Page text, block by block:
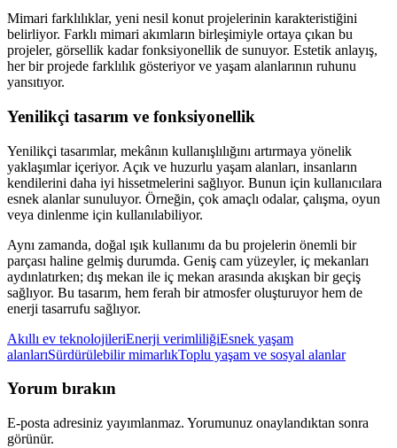
Mimari farklılıklar, yeni nesil konut projelerinin karakteristiğini
belirliyor. Farklı mimari akımların birleşimiyle ortaya çıkan bu
projeler, görsellik kadar fonksiyonellik de sunuyor. Estetik anlayış,
her bir projede farklılık gösteriyor ve yaşam alanlarının ruhunu
yansıtıyor.
Yenilikçi tasarım ve fonksiyonellik
Yenilikçi tasarımlar, mekânın kullanışlılığını artırmaya yönelik
yaklaşımlar içeriyor. Açık ve huzurlu yaşam alanları, insanların
kendilerini daha iyi hissetmelerini sağlıyor. Bunun için kullanıcılara
esnek alanlar sunuluyor. Örneğin, çok amaçlı odalar, çalışma, oyun
veya dinlenme için kullanılabiliyor.
Aynı zamanda, doğal ışık kullanımı da bu projelerin önemli bir
parçası haline gelmiş durumda. Geniş cam yüzeyler, iç mekanları
aydınlatırken; dış mekan ile iç mekan arasında akışkan bir geçiş
sağlıyor. Bu tasarım, hem ferah bir atmosfer oluşturuyor hem de
enerji tasarrufu sağlıyor.
Akıllı ev teknolojileriEnerji verimliliğiEsnek yaşam
alanlarıSürdürülebilir mimarlıkToplu yaşam ve sosyal alanlar
Yorum bırakın
E-posta adresiniz yayımlanmaz. Yorumunuz onaylandıktan sonra
görünür.